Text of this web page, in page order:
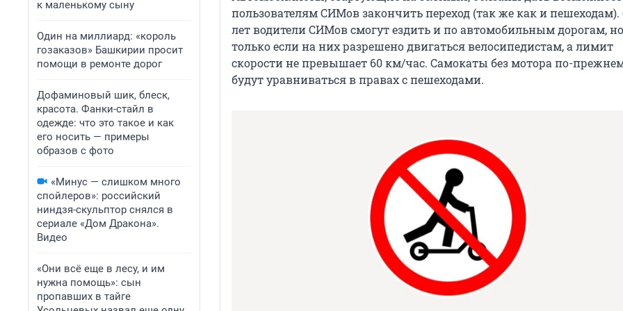
к маленькому сыну
Один на миллиард: «король
гозаказов» Башкирии просит
помощи в ремонте дорог
Дофаминовый шик, блеск,
красота. Фанки-стайл в
одежде: что это такое и как
его носить — примеры
образов с фото
«Минус — слишком много
спойлеров»: российский
ниндзя-скульптор снялся в
сериале «Дом Дракона».
Видео
«Они всё еще в лесу, и им
нужна помощь»: сын
пропавших в тайге
пользователям СИМов закончить переход (так же как и пешеходам).
лет водители СИМов смогут ездить и по автомобильным дорогам, но
только если на них разрешено двигаться велосипедистам, а лимит
скорости не превышает 60 км/час. Самокаты без мотора по-
будут уравниваться в правах с пешеходами.